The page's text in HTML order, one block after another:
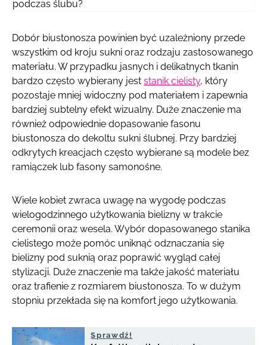
podczas ślubu?
Dobór biustonosza powinien być uzależniony przede
wszystkim od kroju sukni oraz rodzaju zastosowanego
materiału. W przypadku jasnych i delikatnych tkanin
bardzo często wybierany jest stanik cielisty, który
pozostaje mniej widoczny pod materiałem i zapewnia
bardziej subtelny efekt wizualny. Duże znaczenie ma
również odpowiednie dopasowanie fasonu
biustonosza do dekoltu sukni ślubnej. Przy bardziej
odkrytych kreacjach często wybierane są modele bez
ramiączek lub fasony samonośne.
Wiele kobiet zwraca uwagę na wygodę podczas
wielogodzinnego użytkowania bielizny w trakcie
ceremonii oraz wesela. Wybór dopasowanego stanika
cielistego może pomóc uniknąć odznaczania się
bielizny pod suknią oraz poprawić wygląd całej
stylizacji. Duże znaczenie ma także jakość materiału
oraz trafienie z rozmiarem biustonosza. To w dużym
stopniu przekłada się na komfort jego użytkowania.
Sprawdź!